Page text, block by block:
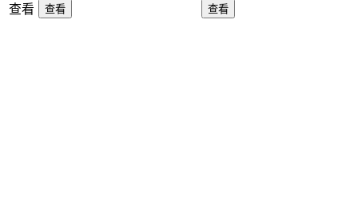
查看
查看 查看